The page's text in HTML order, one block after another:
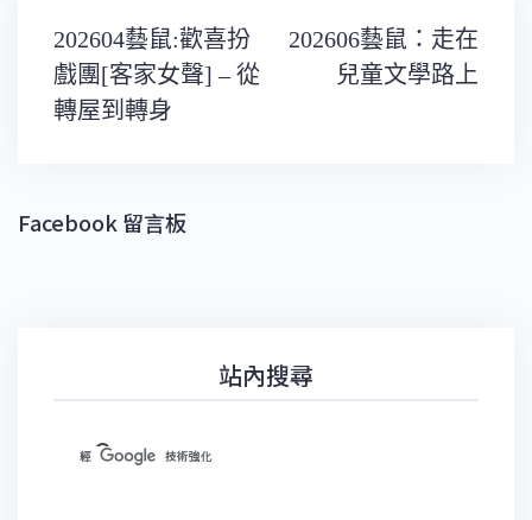
文
章
導
覽
202604藝鼠:歡喜扮
戲團[客家女聲] – 從
轉屋到轉身
202606藝鼠：走在
兒童文學路上
Facebook 留言板
站內搜尋